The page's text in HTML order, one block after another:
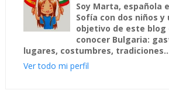
Soy Marta, española
Sofía con dos niños y
objetivo de este blog
conocer Bulgaria:
lugares, costumbres,
Ver todo mi perfil